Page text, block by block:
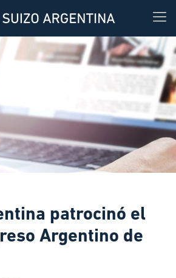
patrocinó el
Argentino de